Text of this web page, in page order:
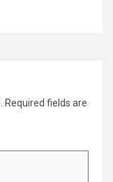
Required fields are